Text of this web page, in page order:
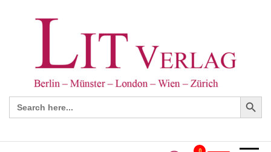
Search
for:
Search Button